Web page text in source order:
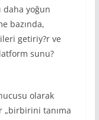
daha yoğun
bazında,
getiriy?r ve
sunu?
olarak
„birbirini tanıma